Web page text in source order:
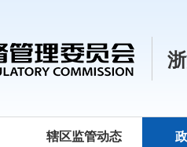
辖区监管动态